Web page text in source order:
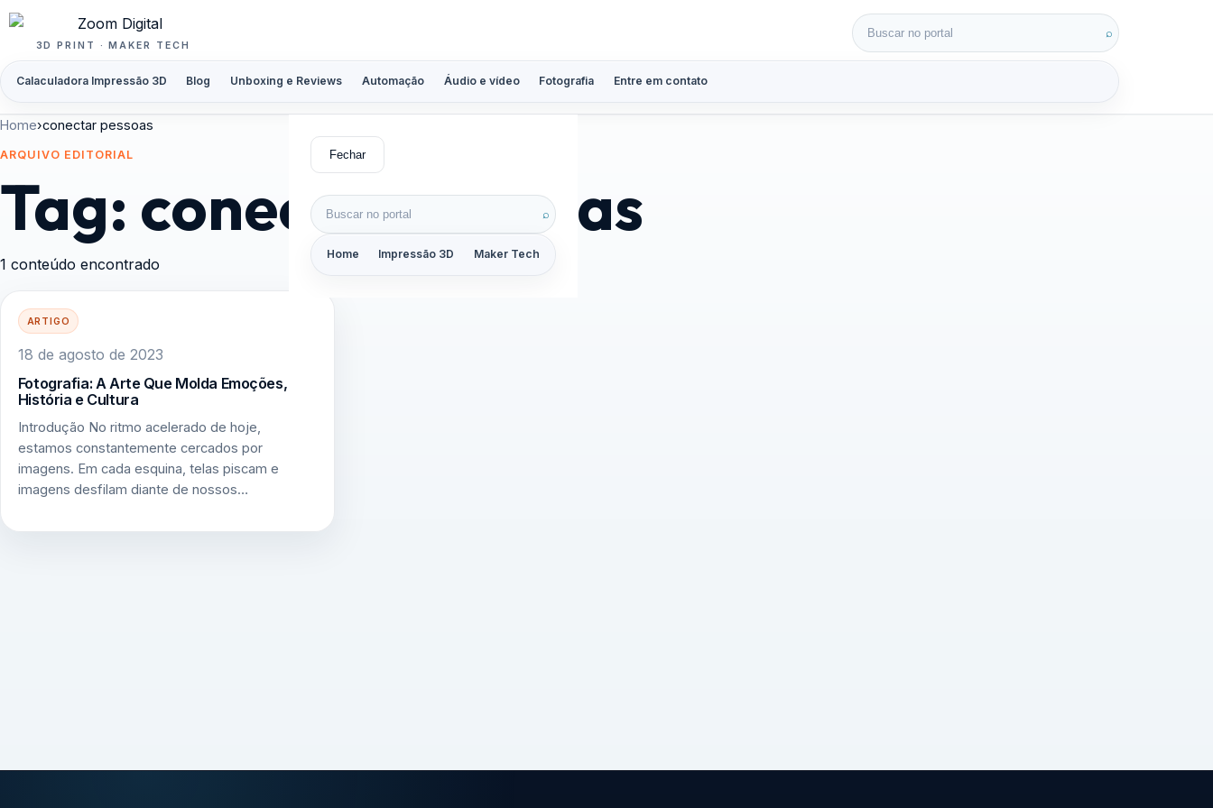
Pular para o conteúdo
3D PRINT · MAKER TECH
Calaculadora Impressão 3D Blog Unboxing e Reviews Automação Áudio e vídeo Fotografia Entre em contato
Buscar por: ⌕
Fechar
Buscar por: ⌕
Home Impressão 3D Maker Tech
Home›conectar pessoas
ARQUIVO EDITORIAL
Tag: conectar pessoas
1 conteúdo encontrado
ARTIGO
18 de agosto de 2023
Fotografia: A Arte Que Molda Emoções,
História e Cultura
Introdução No ritmo acelerado de hoje,
estamos constantemente cercados por
imagens. Em cada esquina, telas piscam e
imagens desfilam diante de nossos…